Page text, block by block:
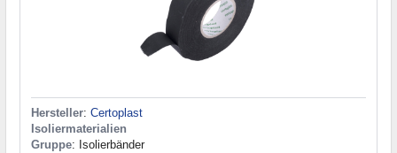
Hersteller: Certoplast
Isoliermaterialien
Gruppe: Isolierbänder